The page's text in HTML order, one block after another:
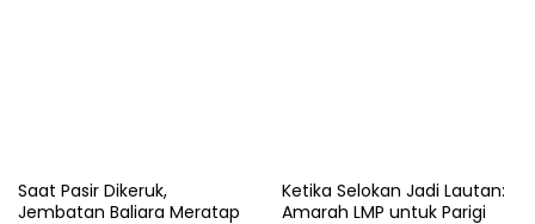
Saat Pasir Dikeruk,
Jembatan Baliara Meratap
Ketika Selokan Jadi Lautan:
Amarah LMP untuk Parigi